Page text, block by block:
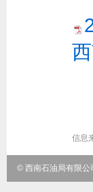
信息
© 西南石油局有限公